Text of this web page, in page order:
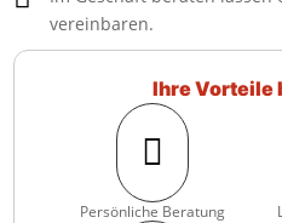
vereinbaren.
Ihre Vorteile

Persönliche Beratung